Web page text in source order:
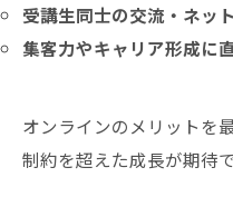
受講生同士の交流・ネッ
集客力やキャリア形成に
オンラインのメリットを
制約を超えた成長が期待で